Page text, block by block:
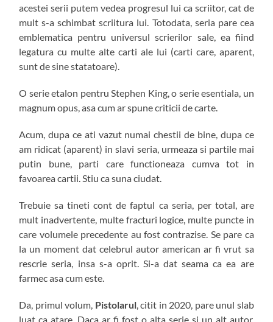
acestei serii putem vedea progresul lui ca scriitor, cat de
mult s-a schimbat scriitura lui. Totodata, seria pare cea
emblematica pentru universul scrierilor sale, ea fiind
legatura cu multe alte carti ale lui (carti care, aparent,
sunt de sine statatoare).
O serie etalon pentru Stephen King, o serie esentiala, un
magnum opus, asa cum ar spune criticii de carte.
Acum, dupa ce ati vazut numai chestii de bine, dupa ce
am ridicat (aparent) in slavi seria, urmeaza si partile mai
putin bune, parti care functioneaza cumva tot in
favoarea cartii. Stiu ca suna ciudat.
Trebuie sa tineti cont de faptul ca seria, per total, are
mult inadvertente, multe fracturi logice, multe puncte in
care volumele precedente au fost contrazise. Se pare ca
la un moment dat celebrul autor american ar fi vrut sa
rescrie seria, insa s-a oprit. Si-a dat seama ca ea are
farmec asa cum este.
Da, primul volum, Pistolarul, citit in 2020, pare unul slab
luat ca atare. Daca ar fi fost o alta serie si un alt autor,